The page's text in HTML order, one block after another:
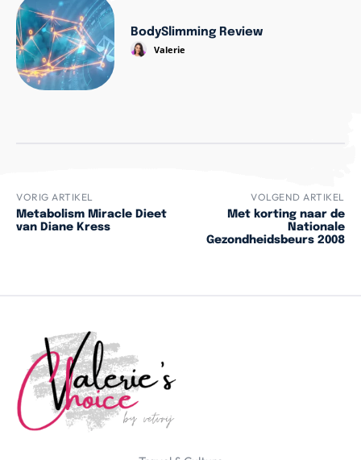
BodySlimming Review
Valerie
VORIG ARTIKEL
Metabolism Miracle Dieet
van Diane Kress
VOLGEND ARTIKEL
Met korting naar de
Nationale
Gezondheidsbeurs 2008